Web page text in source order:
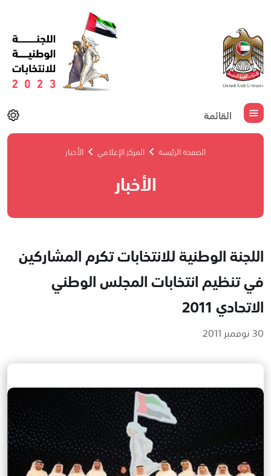
القائمة
الصفحة الرئيسة المركز الإعلامي الأخبار
الأخبار
اللجنة الوطنية للانتخابات تكرم المشاركين
في تنظيم انتخابات المجلس الوطني
الاتحادي 2011
30 نوفمبر 2011